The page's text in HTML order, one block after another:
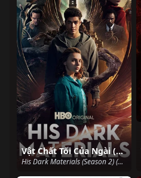
Vật Chất Tối Của Ngài (Phần 2)
His Dark Materials (Season 2) (2019)